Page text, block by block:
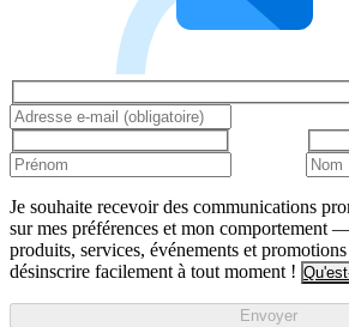
Je souhaite recevoir des communications
sur mes préférences et mon comportement
produits, services, événements et
désinscrire facilement à tout moment !
Envoyer